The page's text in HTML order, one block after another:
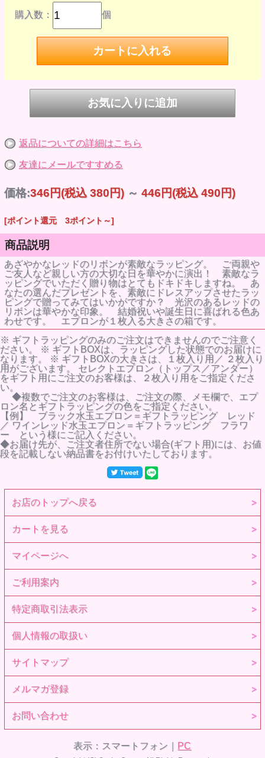
購入数： 個
返品についての詳細はこちら
友達にメールですすめる
価格:346円(税込 380円) ～ 446円(税込 490円)
[ポイント還元 3ポイント～]
商品説明
あざやかなレッドのリボンが素敵なラッピング。 ご両親や
ご友人など親しい方の大切な日を華やかに演出！ 素敵なラ
ッピングでいただく贈り物はとてもドキドキしますね。 あ
なたの選んだプレゼントを、素敵にドレスアップさせたラッ
ピングで贈ってみてはいかがですか？ 光沢のあるレッドの
リボンは華やかな印象。 結婚祝いや誕生日に喜ばれる色あ
わせです。 エプロンが１枚入る大きさの箱です。
※ ギフトラッピングのみのご注文はできませんのでご注意く
ださい。 ※ ギフトBOXは、ラッピングした状態でのお届けに
なります。 ※ ギフトBOXの大きさは、１枚入り用／ ２枚入り
用がございます。 セレクトエプロン（トップス／アンダー）
をギフト用にご注文のお客様は、２枚入り用をご指定くださ
い。
◆複数でご注文のお客様は、ご注文の際、メモ欄で、エプ
ロン名とギフトラッピングの色をご指定ください。
【例】 ブラック水玉エプロン＝ギフトラッピング レッド
／ ワインレッド水玉エプロン＝ギフトラッピング フラワ
ー という様にご記入ください。
◆お届け先が、ご注文者住所でない場合(ギフト用)には、お値
段を記載しない納品書をお付けいたしております。
お店のトップへ戻る
カートを見る
マイページへ
ご利用案内
特定商取引法表示
個人情報の取扱い
サイトマップ
メルマガ登録
お問い合わせ
表示：スマートフォン｜ PC